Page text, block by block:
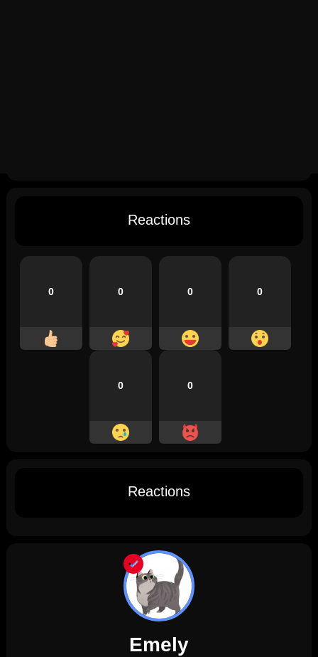
Reactions
0 0 0 0
0 0
Reactions
Emely